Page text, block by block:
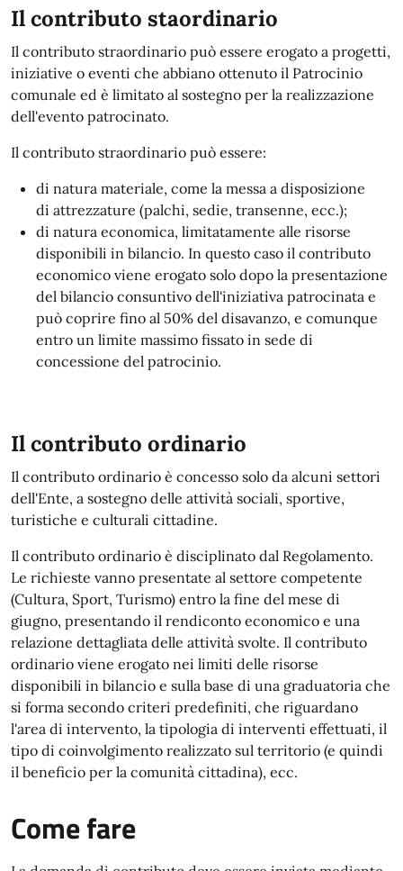
Il contributo staordinario
Il contributo straordinario può essere erogato a progetti,
iniziative o eventi che abbiano ottenuto il Patrocinio
comunale ed è limitato al sostegno per la realizzazione
dell'evento patrocinato.
Il contributo straordinario può essere:
di natura materiale, come la messa a disposizione
di attrezzature (palchi, sedie, transenne, ecc.);
di natura economica, limitatamente alle risorse
disponibili in bilancio. In questo caso il contributo
economico viene erogato solo dopo la presentazione
del bilancio consuntivo dell'iniziativa patrocinata e
può coprire fino al 50% del disavanzo, e comunque
entro un limite massimo fissato in sede di
concessione del patrocinio.
Il contributo ordinario
Il contributo ordinario è concesso solo da alcuni settori
dell'Ente, a sostegno delle attività sociali, sportive,
turistiche e culturali cittadine.
Il contributo ordinario è disciplinato dal Regolamento.
Le richieste vanno presentate al settore competente
(Cultura, Sport, Turismo) entro la fine del mese di
giugno, presentando il rendiconto economico e una
relazione dettagliata delle attività svolte. Il contributo
ordinario viene erogato nei limiti delle risorse
disponibili in bilancio e sulla base di una graduatoria che
si forma secondo criteri predefiniti, che riguardano
l'area di intervento, la tipologia di interventi effettuati, il
tipo di coinvolgimento realizzato sul territorio (e quindi
il beneficio per la comunità cittadina), ecc.
Come fare